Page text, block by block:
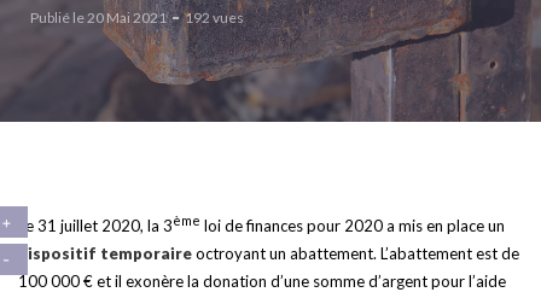
Publié le 20 Mai 2021 192 vues
Le 31 juillet 2020, la 3ème loi de finances pour 2020 a mis en place un
dispositif temporaireoctroyant un abattement. L’abattement est de
100 000 € et il exonère la donation d’une somme d’argent pour l’aide